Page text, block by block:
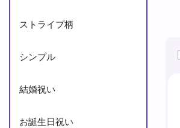
ストライプ柄
シンプル
結婚祝い
お誕生日祝い